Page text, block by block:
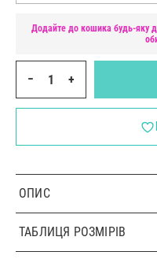
Додайте до кошика будь-яку
− +
ОПИС
ТАБЛИЦЯ РОЗМІРІВ